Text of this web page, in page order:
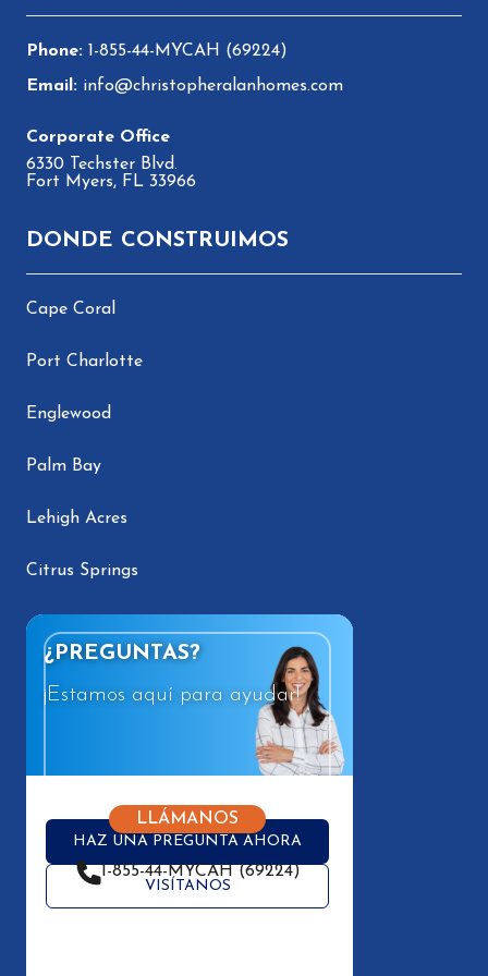
1-855-44-MYCAH (69224)
info@christopheralanhomes.com
6330 Techster Blvd.
Fort Myers, FL 33966
DONDE CONSTRUIMOS
Cape Coral
Port Charlotte
Englewood
Palm Bay
Lehigh Acres
Citrus Springs
¿PREGUNTAS?
¡Estamos aquí para ayudar!
HAZ UNA PREGUNTA AHORA
VISÍTANOS
LLÁMANOS
1-855-44-MYCAH (69224)